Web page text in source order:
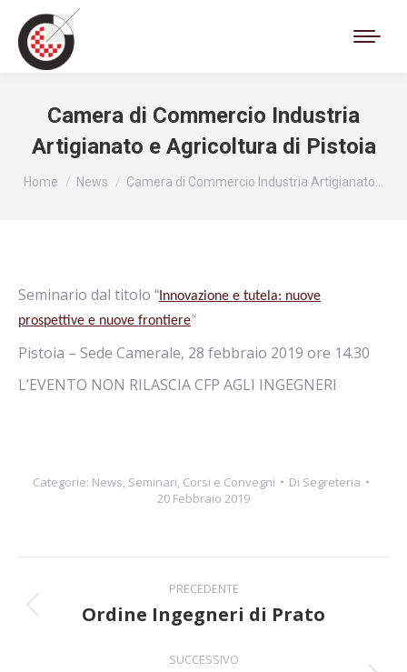
Camera di Commercio Industria
Artigianato e Agricoltura di Pistoia
Tu sei qui:
Home News Camera di Commercio Industria Artigianato…
Seminario dal titolo “ Innovazione e tutela: nuove
prospettive e nuove frontiere“
Pistoia – Sede Camerale, 28 febbraio 2019 ore 14.30
L’EVENTO NON RILASCIA CFP AGLI INGEGNERI
Categorie: News, Seminari, Corsi e Convegni Di Segreteria
20 Febbraio 2019
tra
PRECEDENTE
Post
Ordine Ingegneri di Prato
SUCCESSIVO